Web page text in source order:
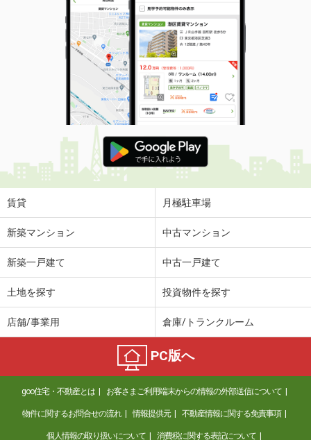
賃貸 月極駐車場
新築マンション 中古マンション
新築一戸建て 中古一戸建て
土地を探す 投資物件を探す
店舗/事業用 倉庫/トランクルーム
PC版へ
goo住宅・不動産とは お客さまご利用端末からの情報の外部送信について
物件に関するお問合せの流れ 情報提供元 不動産情報に関する免責事項
個人情報の取り扱いについて 消費税に関する表記について